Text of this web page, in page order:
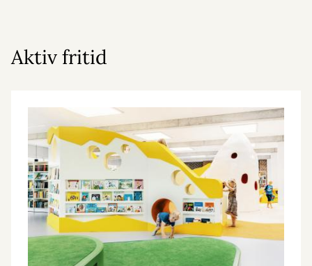
Aktiv fritid